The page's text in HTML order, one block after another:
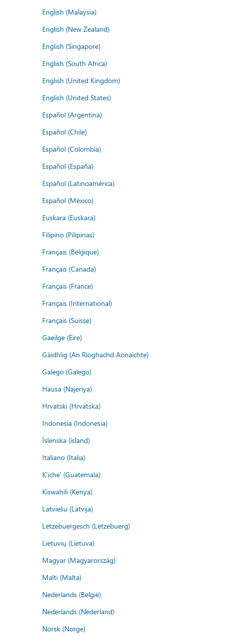
English (Malaysia)
English (New Zealand)
English (Singapore)
English (South Africa)
English (United Kingdom)
English (United States)
Español (Argentina)
Español (Chile)
Español (Colombia)
Español (España)
Español (Latinoamérica)
Español (México)
Euskara (Euskara)
Filipino (Pilipinas)
Français (Belgique)
Français (Canada)
Français (France)
Français (International)
Français (Suisse)
Gaeilge (Éire)
Gàidhlig (An Rìoghachd Aonaichte)
Galego (Galego)
Hausa (Najeriya)
Hrvatski (Hrvatska)
Indonesia (Indonesia)
Íslenska (ísland)
Italiano (Italia)
K'iche' (Guatemala)
Kiswahili (Kenya)
Latviešu (Latvija)
Lëtzebuergesch (Lëtzebuerg)
Lietuvių (Lietuva)
Magyar (Magyarország)
Malti (Malta)
Nederlands (België)
Nederlands (Nederland)
Norsk (Norge)